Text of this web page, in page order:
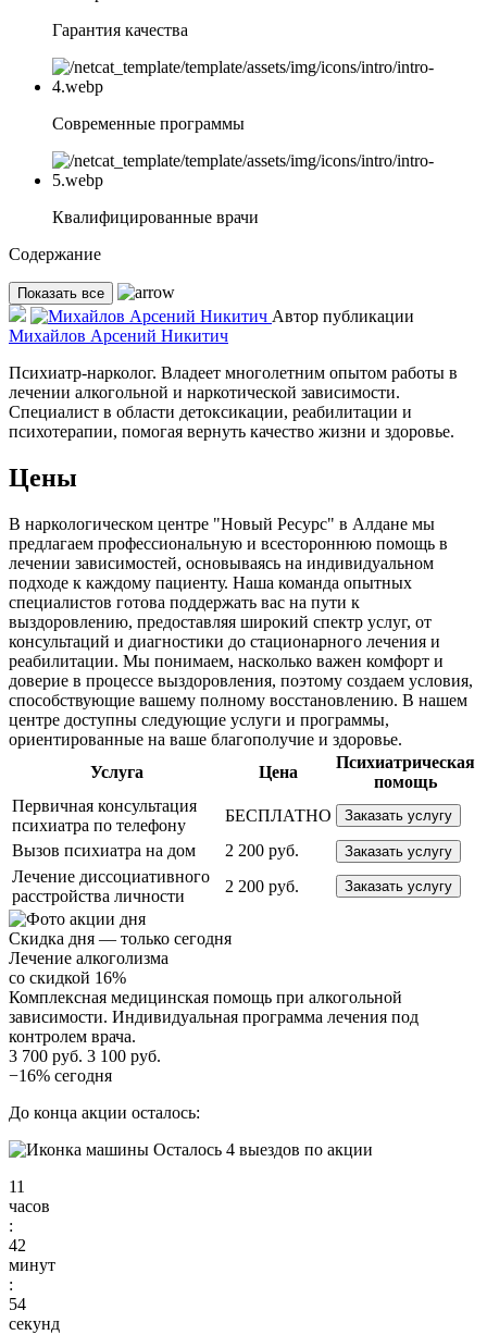
Гарантия качества
Современные программы
Квалифицированные врачи
Содержание
Показать все
Автор публикации
Михайлов Арсений Никитич
Психиатр-нарколог. Владеет многолетним опытом работы в
лечении алкогольной и наркотической зависимости.
Специалист в области детоксикации, реабилитации и
психотерапии, помогая вернуть качество жизни и здоровье.
Цены
В наркологическом центре "Новый Ресурс" в Алдане мы
предлагаем профессиональную и всестороннюю помощь в
лечении зависимостей, основываясь на индивидуальном
подходе к каждому пациенту. Наша команда опытных
специалистов готова поддержать вас на пути к
выздоровлению, предоставляя широкий спектр услуг, от
консультаций и диагностики до стационарного лечения и
реабилитации. Мы понимаем, насколько важен комфорт и
доверие в процессе выздоровления, поэтому создаем условия,
способствующие вашему полному восстановлению. В нашем
центре доступны следующие услуги и программы,
ориентированные на ваше благополучие и здоровье.
Услуга
Цена
Психиатрическая
помощь
Первичная консультация
психиатра по телефону
БЕСПЛАТНО Заказать услугу
Вызов психиатра на дом 2 200 руб. Заказать услугу
Лечение диссоциативного
расстройства личности
2 200 руб. Заказать услугу
Скидка дня — только сегодня
Лечение алкоголизма
со скидкой 16%
Комплексная медицинская помощь при алкогольной
зависимости. Индивидуальная программа лечения под
контролем врача.
3 700 руб. 3 100 руб.
−16% сегодня
До конца акции осталось:
Осталось 4 выездов по акции
11
часов
:
42
минут
:
53
секунд